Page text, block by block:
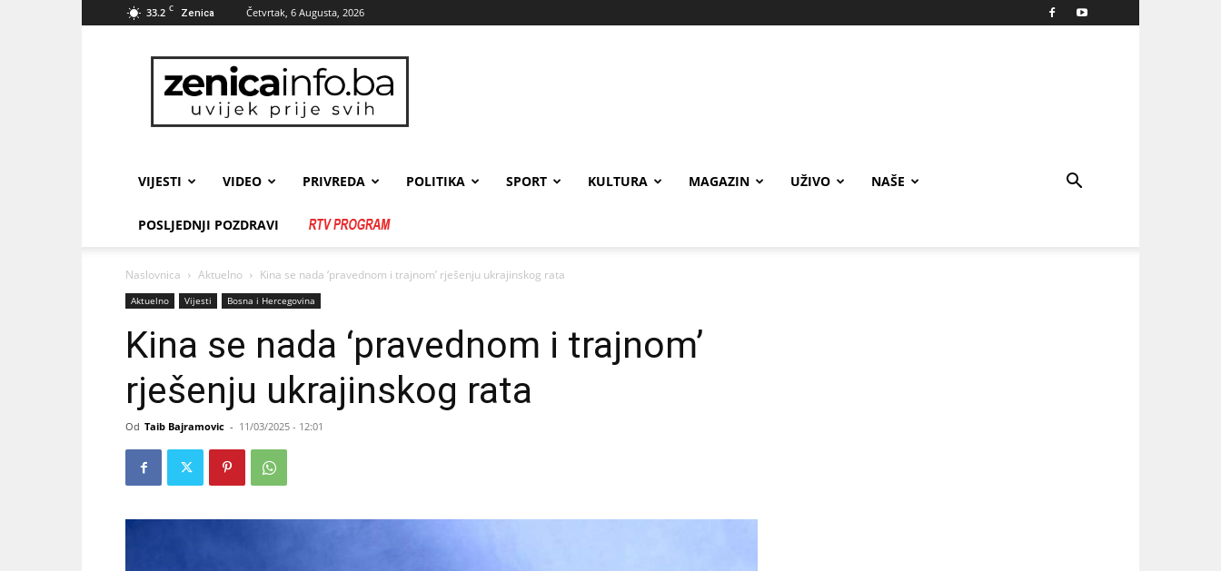
33.2 C Zenica Četvrtak, 6 Augusta, 2026
zenicainfo.ba
VIJESTI VIDEO PRIVREDA POLITIKA SPORT KULTURA MAGAZIN UŽIVO NAŠE
POSLJEDNJI POZDRAVI
Naslovnica Aktuelno Kina se nada ‘pravednom i trajnom’ rješenju ukrajinskog rata
Aktuelno Vijesti Bosna i Hercegovina
Kina se nada ‘pravednom i trajnom’
rješenju ukrajinskog rata
Od Taib Bajramovic - 11/03/2025 - 12:01